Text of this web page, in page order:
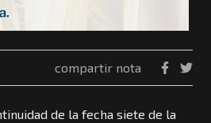
compartir nota
de la fecha siete de la